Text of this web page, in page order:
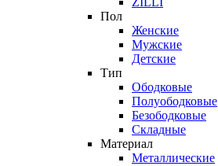
Пол
Женские
Мужские
Детские
Тип
Ободковые
Полуободковые
Безободковые
Складные
Материал
Металлические